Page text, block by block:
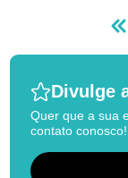
Divulge
Quer que a sua
contato conosco!